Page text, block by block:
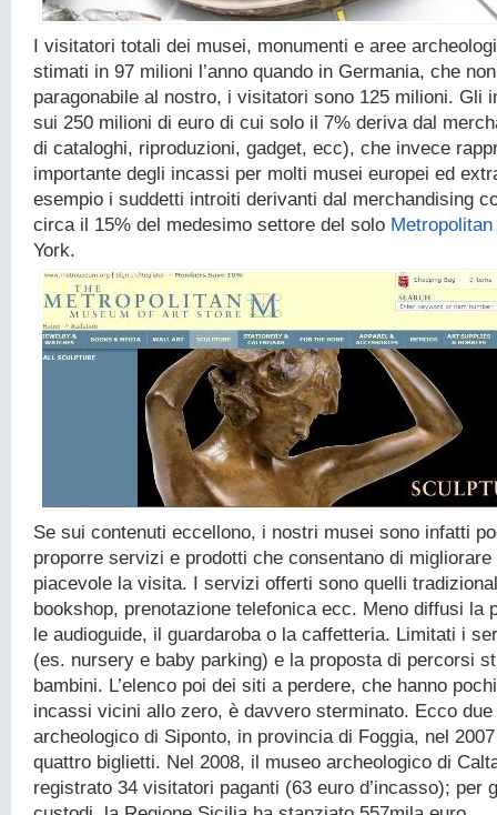
I visitatori totali dei musei, monumenti e aree
stimati in 97 milioni l’anno quando in Germania, che
paragonabile al nostro, i visitatori sono 125 milioni. Gli
sui 250 milioni di euro di cui solo il 7% deriva dal
di cataloghi, riproduzioni, gadget, ecc), che invece
importante degli incassi per molti musei europei ed
esempio i suddetti introiti derivanti dal merchandising
circa il 15% del medesimo settore del solo
York.
Se sui contenuti eccellono, i nostri musei sono infatti
proporre servizi e prodotti che consentano di migliorare
piacevole la visita. I servizi offerti sono quelli
bookshop, prenotazione telefonica ecc. Meno diffusi la
le audioguide, il guardaroba o la caffetteria. Limitati i
(es. nursery e baby parking) e la proposta di percorsi
bambini. L’elenco poi dei siti a perdere, che hanno
incassi vicini allo zero, è davvero sterminato. Ecco
archeologico di Siponto, in provincia di Foggia, nel
quattro biglietti. Nel 2008, il museo archeologico di
registrato 34 visitatori paganti (63 euro d’incasso); per